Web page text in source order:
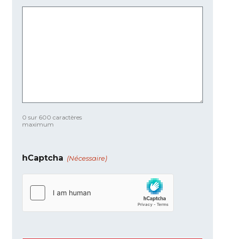
0 sur 600 caractères
maximum
hCaptcha (Nécessaire)